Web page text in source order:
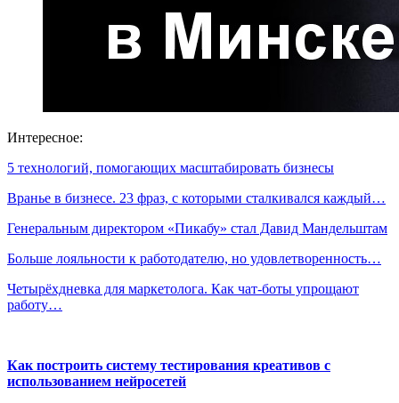
Интересное:
5 технологий, помогающих масштабировать бизнесы
Вранье в бизнесе. 23 фраз, с которыми сталкивался каждый…
Генеральным директором «Пикабу» стал Давид Мандельштам
Больше лояльности к работодателю, но удовлетворенность…
Четырёхдневка для маркетолога. Как чат-боты упрощают
работу…
Как построить систему тестирования креативов с
использованием нейросетей